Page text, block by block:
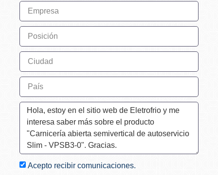
Acepto recibir comunicaciones.